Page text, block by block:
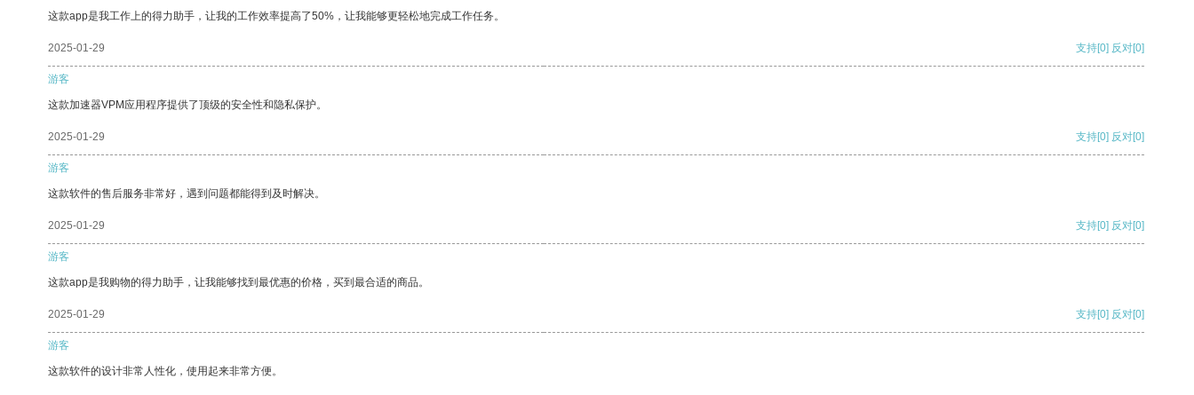
这款app是我工作上的得力助手，让我的工作效率提高了50%，让我能够更轻松地完成工作任务。
2025-01-29 支持[0] 反对[0]
游客
这款加速器VPM应用程序提供了顶级的安全性和隐私保护。
2025-01-29 支持[0] 反对[0]
游客
这款软件的售后服务非常好，遇到问题都能得到及时解决。
2025-01-29 支持[0] 反对[0]
游客
这款app是我购物的得力助手，让我能够找到最优惠的价格，买到最合适的商品。
2025-01-29 支持[0] 反对[0]
游客
这款软件的设计非常人性化，使用起来非常方便。